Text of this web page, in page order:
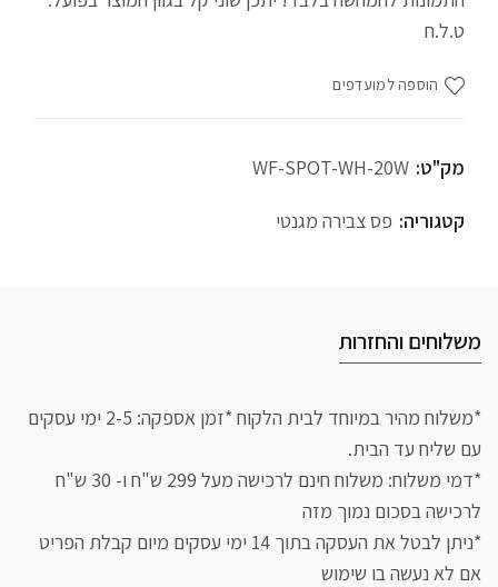
ט.ל.ח
הוספה למועדפים
מק"ט: WF-SPOT-WH-20W
קטגוריה: פס צבירה מגנטי
משלוחים והחזרות
*משלוח מהיר במיוחד לבית הלקוח *זמן אספקה: 2-5 ימי עסקים
עם שליח עד הבית.
*דמי משלוח: משלוח חינם לרכישה מעל 299 ש"ח ו- 30 ש"ח
לרכישה בסכום נמוך מזה
*ניתן לבטל את העסקה בתוך 14 ימי עסקים מיום קבלת הפריט
אם לא נעשה בו שימוש